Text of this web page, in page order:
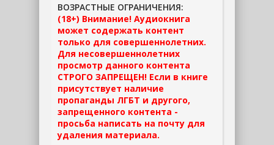
ВОЗРАСТНЫЕ ОГРАНИЧЕНИЯ:
(18+) Внимание! Аудиокнига
может содержать контент
только для совершеннолетних.
Для несовершеннолетних
просмотр данного контента
СТРОГО ЗАПРЕЩЕН! Если в книге
присутствует наличие
пропаганды ЛГБТ и другого,
запрещенного контента -
просьба написать на почту для
удаления материала.